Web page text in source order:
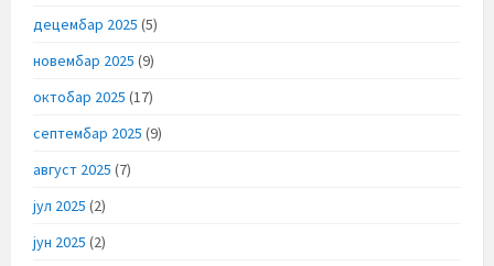
децембар 2025 (5)
новембар 2025 (9)
октобар 2025 (17)
септембар 2025 (9)
август 2025 (7)
јул 2025 (2)
јун 2025 (2)